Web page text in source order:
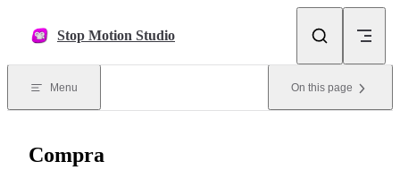
Stop Motion Studio
Menu On this page
Compra